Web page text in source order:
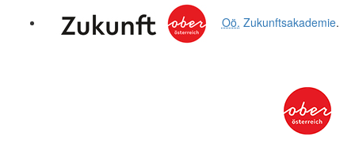
Oö. Zukunftsakademie.